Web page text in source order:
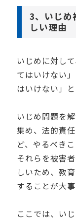
3、いじめ
しい理由
いじめに対し
てはいけない
はいけない」
いじめ問題を
集め、法的責
ど、やるべき
それらを被害
しいため、教
することが大事
ここでは、い